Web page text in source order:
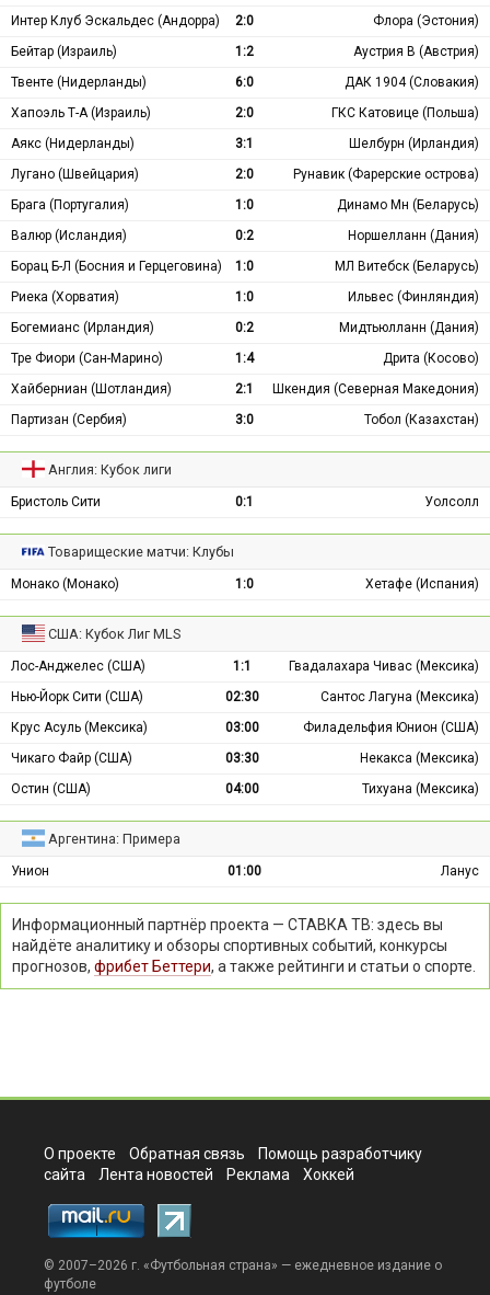
Интер Клуб Эскальдес (Андорра)
2:0
Флора (Эстония)
Бейтар (Израиль)
1:2
Аустрия В (Австрия)
Твенте (Нидерланды)
6:0
ДАК 1904 (Словакия)
Хапоэль Т-А (Израиль)
2:0
ГКС Катовице (Польша)
Аякс (Нидерланды)
3:1
Шелбурн (Ирландия)
Лугано (Швейцария)
2:0
Рунавик (Фарерские острова)
Брага (Португалия)
1:0
Динамо Мн (Беларусь)
Валюр (Исландия)
0:2
Норшелланн (Дания)
Борац Б-Л (Босния и Герцеговина)
1:0
МЛ Витебск (Беларусь)
Риека (Хорватия)
1:0
Ильвес (Финляндия)
Богемианс (Ирландия)
0:2
Мидтьюлланн (Дания)
Тре Фиори (Сан-Марино)
1:4
Дрита (Косово)
Хайберниан (Шотландия)
2:1
Шкендия (Северная Македония)
Партизан (Сербия)
3:0 Тобол (Казахстан)
Англия: Кубок лиги
Бристоль Сити 0:1 Уолсолл
Товарищеские матчи: Клубы
Монако (Монако) 1:0 Хетафе (Испания)
США: Кубок Лиг MLS
Лос-Анджелес (США) 1:1
Гвадалахара Чивас (Мексика)
Нью-Йорк Сити (США)
02:30
Сантос Лагуна (Мексика)
Крус Асуль (Мексика)
03:00
Филадельфия Юнион (США)
Чикаго Файр (США)
03:30
Некакса (Мексика)
Остин (США)
04:00 Тихуана (Мексика)
Аргентина: Примера
Унион 01:00 Ланус
Информационный партнёр проекта — СТАВКА ТВ: здесь вы
найдёте аналитику и обзоры спортивных событий, конкурсы
прогнозов, фрибет Беттери, а также рейтинги и статьи о спорте.
О проекте Обратная связь
Помощь разработчику
сайта
Лента новостей Реклама Хоккей
© 2007–2026 г. «Футбольная страна» — ежедневное издание о
футболе